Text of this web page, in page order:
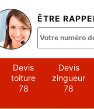
ÊTRE
Devis
toiture
78
Devis
zingueur
78